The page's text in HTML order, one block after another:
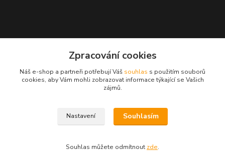
Kontakty
Po-Pá 8:00-17:00 hod., So 8:00-11:00 hod.
Zpracování cookies
Náš e-shop a partneři potřebují Váš souhlas s použitím souborů
cookies, aby Vám mohli zobrazovat informace týkající se Vašich
zájmů.
Nastavení Souhlasím
Souhlas můžete odmítnout zde.